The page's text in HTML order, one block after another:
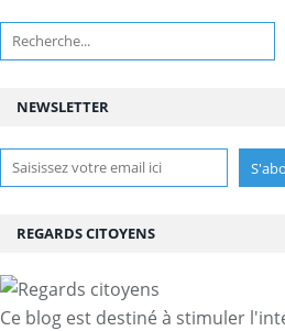
NEWSLETTER
REGARDS CITOYENS
Ce blog est destiné à stimuler